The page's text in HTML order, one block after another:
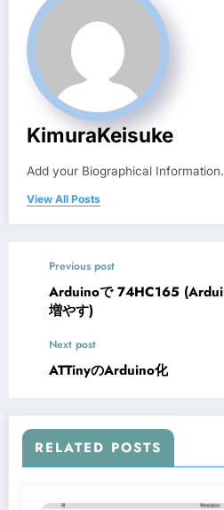
KimuraKeisuke
Add your Biographical Information.
View All Posts
Previous post
Arduinoで 74HC165
増やす)
Next post
ATTinyのArduino化
RELATED POSTS